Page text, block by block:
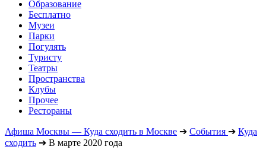
Образование
Бесплатно
Музеи
Парки
Погулять
Туристу
Театры
Пространства
Клубы
Прочее
Рестораны
Афиша Москвы — Куда сходить в Москве ➔ События ➔ Куда
сходить ➔ В марте 2020 года